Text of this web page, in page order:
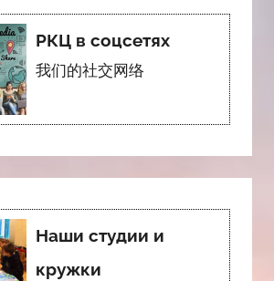
РКЦ в соцсетях
我们的社交网络
Наши студии и
кружки